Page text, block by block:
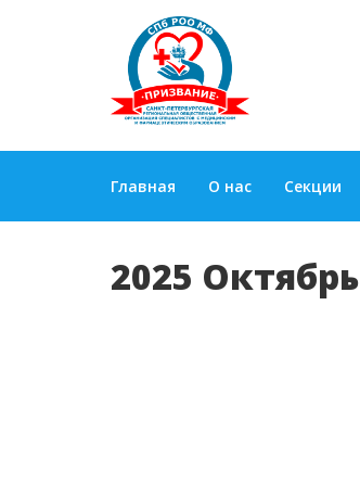
Главная О нас Секции
2025 Октябрь